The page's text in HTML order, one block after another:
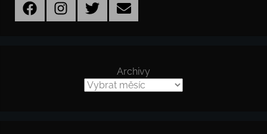
FacebookInstagramTwitter Email
Archivy